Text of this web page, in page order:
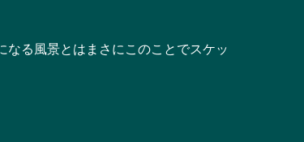
る風景とはまさにこのことでスケッ